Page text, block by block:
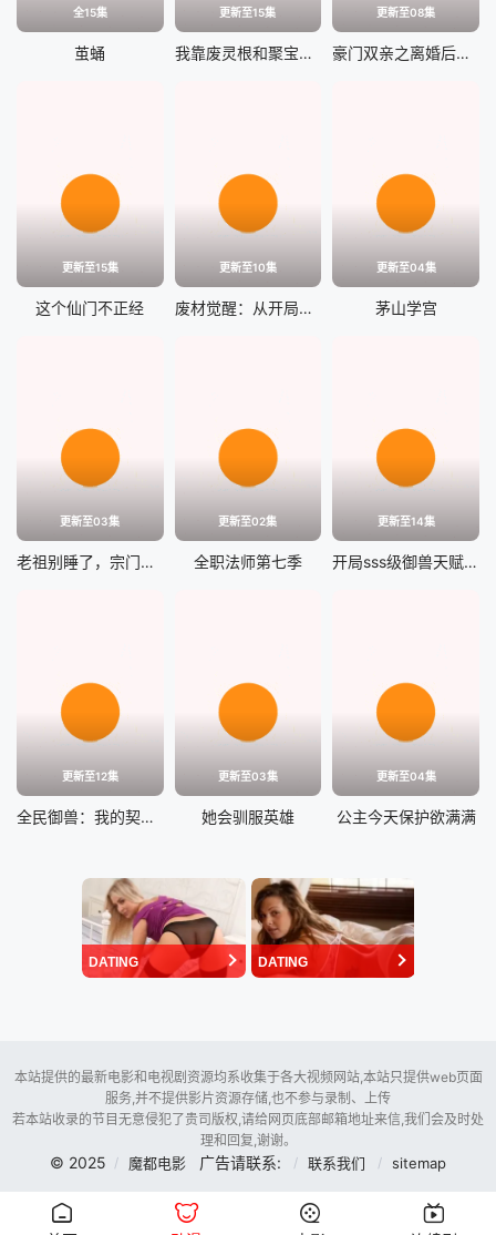
全15集
茧蛹
更新至15集
我靠废灵根和聚宝盆杀疯了
更新至08集
豪门双亲之离婚后我走上巅峰
更新至15集
这个仙门不正经
更新至10集
废材觉醒：从开局自创神功封神开始
更新至04集
茅山学宫
更新至03集
老祖别睡了，宗门要靠你封神
更新至02集
全职法师第七季
更新至14集
开局sss级御兽天赋，我成绝世妖孽
更新至12集
全民御兽：我的契约兽只吃龙族
更新至03集
她会驯服英雄
更新至04集
公主今天保护欲满满
DATING DATING
本站提供的最新电影和电视剧资源均系收集于各大视频网站,本站只提供web页面
服务,并不提供影片资源存储,也不参与录制、上传
若本站收录的节目无意侵犯了贵司版权,请给网页底部邮箱地址来信,我们会及时处
理和回复,谢谢。
© 2025 魔都电影 广告请联系: 联系我们 sitemap